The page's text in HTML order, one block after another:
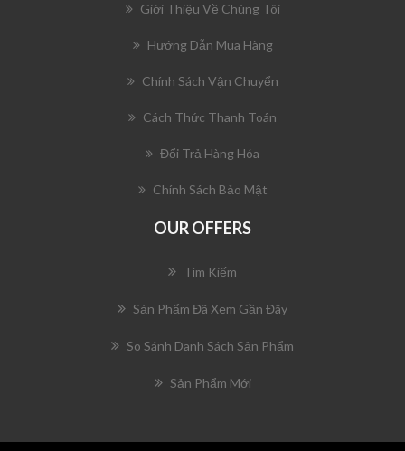
Giới Thiệu Về Chúng Tôi
Hướng Dẫn Mua Hàng
Chính Sách Vận Chuyển
Cách Thức Thanh Toán
Đổi Trả Hàng Hóa
Chính Sách Bảo Mật
OUR OFFERS
Tìm Kiếm
Sản Phẩm Đã Xem Gần Đây
So Sánh Danh Sách Sản Phẩm
Sản Phẩm Mới